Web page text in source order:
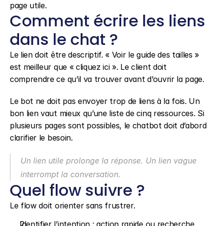
page utile.
Comment écrire les liens
dans le chat ?
Le lien doit être descriptif. « Voir le guide des tailles »
est meilleur que « cliquez ici ». Le client doit
comprendre ce qu’il va trouver avant d’ouvrir la page.
Le bot ne doit pas envoyer trop de liens à la fois. Un
bon lien vaut mieux qu’une liste de cinq ressources. Si
plusieurs pages sont possibles, le chatbot doit d’abord
clarifier le besoin.
Un lien utile prolonge la réponse. Un lien vague
interrompt la conversation.
Quel flow suivre ?
Le flow doit orienter sans frustrer.
Identifier l’intention : action rapide ou recherche